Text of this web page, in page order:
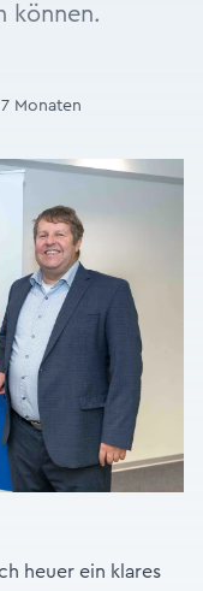
können.
Monaten
heuer ein klares